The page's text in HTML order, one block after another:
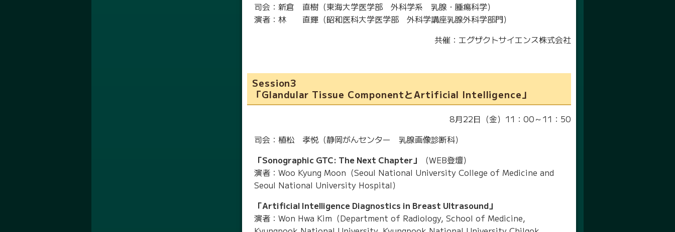
司会：新倉 直樹（東海大学医学部 外科学系 乳腺・腫瘍科学）
演者：林 直輝（昭和医科大学医学部 外科学講座乳腺外科学部門）
共催：エグザクトサイエンス株式会社
Session3
「Glandular Tissue ComponentとArtificial Intelligence」
8月22日（金）11：00～11：50
司会：植松 孝悦（静岡がんセンター 乳腺画像診断科）
「Sonographic GTC: The Next Chapter」
（WEB登壇）
演者：Woo Kyung Moon（Seoul National University College of Medicine and
Seoul National University Hospital）
「Artificial Intelligence Diagnostics in Breast Ultrasound」
演者：Won Hwa Kim（Department of Radiology, School of Medicine,